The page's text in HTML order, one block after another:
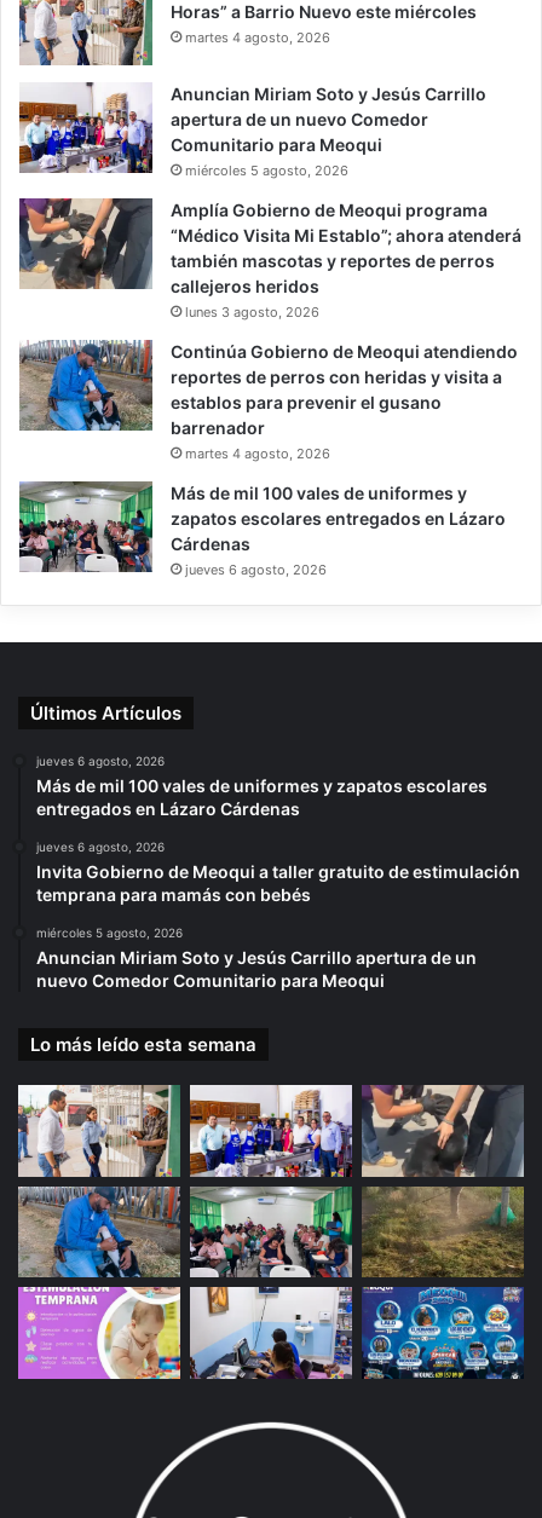
Horas” a Barrio Nuevo este miércoles
martes 4 agosto, 2026
Anuncian Miriam Soto y Jesús Carrillo
apertura de un nuevo Comedor
Comunitario para Meoqui
miércoles 5 agosto, 2026
Amplía Gobierno de Meoqui programa
“Médico Visita Mi Establo”; ahora atenderá
también mascotas y reportes de perros
callejeros heridos
lunes 3 agosto, 2026
Continúa Gobierno de Meoqui atendiendo
reportes de perros con heridas y visita a
establos para prevenir el gusano
barrenador
martes 4 agosto, 2026
Más de mil 100 vales de uniformes y
zapatos escolares entregados en Lázaro
Cárdenas
jueves 6 agosto, 2026
Últimos Artículos
jueves 6 agosto, 2026
Más de mil 100 vales de uniformes y zapatos escolares
entregados en Lázaro Cárdenas
jueves 6 agosto, 2026
Invita Gobierno de Meoqui a taller gratuito de estimulación
temprana para mamás con bebés
miércoles 5 agosto, 2026
Anuncian Miriam Soto y Jesús Carrillo apertura de un
nuevo Comedor Comunitario para Meoqui
Lo más leído esta semana